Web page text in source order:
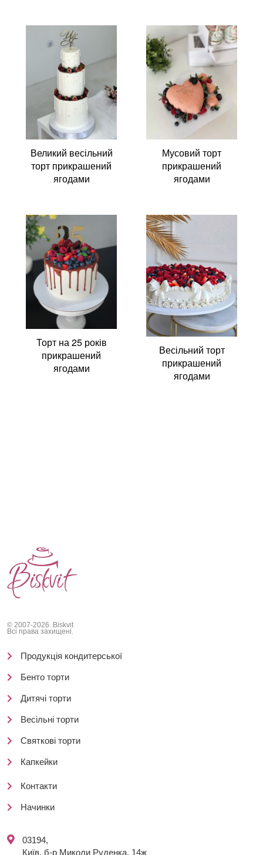
Великий весільний
торт прикрашений
ягодами
Мусовий торт
прикрашений
ягодами
Торт на 25 років
прикрашений
ягодами
Весільний торт
прикрашений
ягодами
© 2007-2026. Biskvit
Всі права захищені.
Продукція кондитерської
Бенто торти
Дитячі торти
Весільні торти
Святкові торти
Капкейки
Контакти
Начинки
03194,
Київ, б-р Миколи Руденка, 14ж